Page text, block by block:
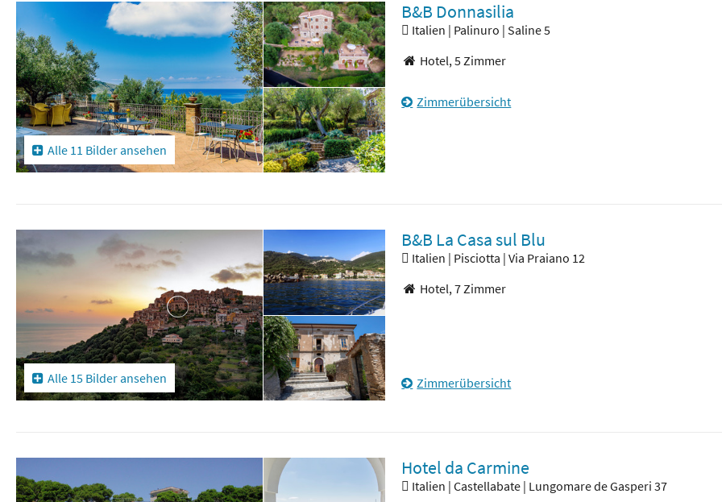
Alle 11 Bilder ansehen
B&B Donnasilia
Italien | Palinuro | Saline 5
Hotel,5 Zimmer
Zimmerübersicht
Alle 15 Bilder ansehen
B&B La Casa sul Blu
Italien | Pisciotta | Via Praiano 12
Hotel,7 Zimmer
Zimmerübersicht
Hotel da Carmine
Italien | Castellabate | Lungomare de Gasperi 37